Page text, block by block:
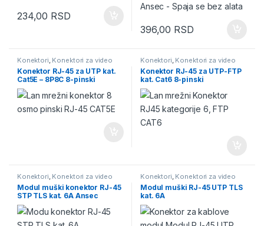
234,00 RSD
396,00 RSD
Konektori, Konektori za video
nadzor , Moduli - Konektori ,
Mrežna oprema,Rek ormani
Konektor RJ-45 za UTP kat.
Cat5E – 8P8C 8-pinski
Konektori, Konektori za video
nadzor , Moduli - Konektori
Mrežna oprema,Rek ormani
Konektor RJ-45 za UTP-FTP
kat. Cat6 8-pinski
Konektori, Konektori za video
nadzor, Moduli - Konektori,
Mrežna oprema,Rek ormani
Modul muški konektor RJ-45
STP TLS kat. 6A Ansec
Konektori, Konektori za video
nadzor, Moduli - Konektori,
Mrežna oprema,Rek ormani
Modul muški RJ-45 UTP TLS
kat. 6A